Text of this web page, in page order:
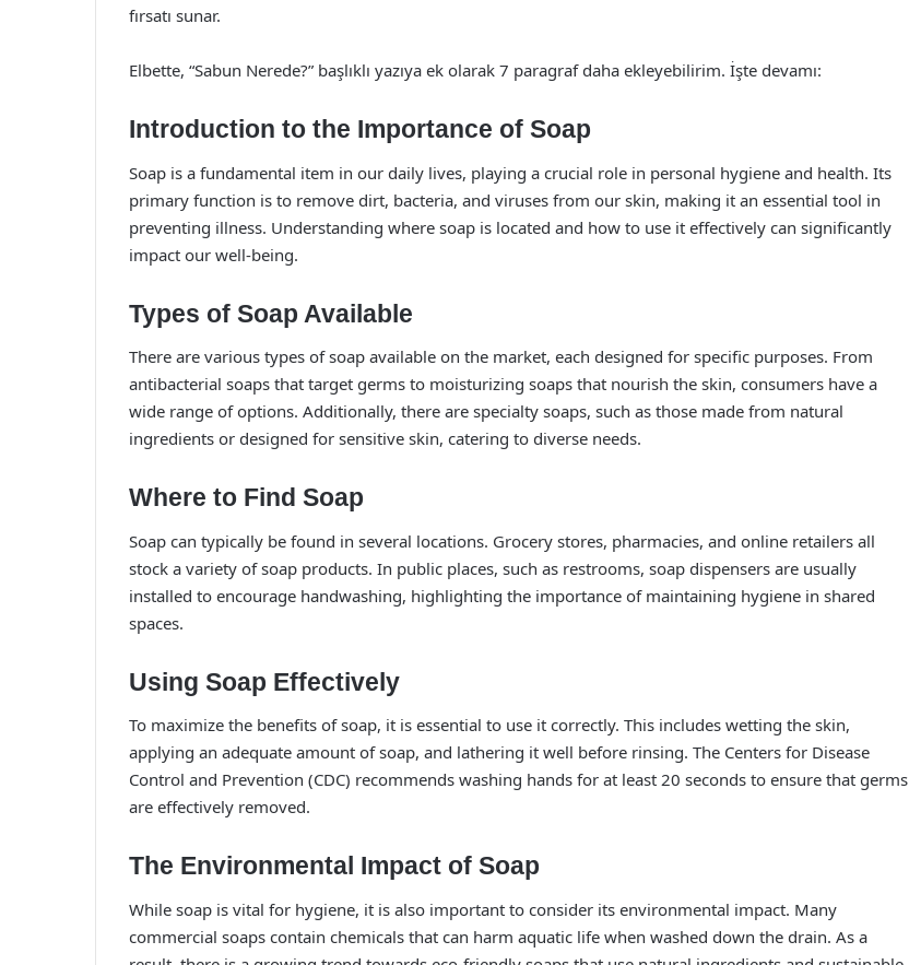
fırsatı sunar.
Elbette, “Sabun Nerede?” başlıklı yazıya ek olarak 7 paragraf daha ekleyebilirim. İşte devamı:
Introduction to the Importance of Soap
Soap is a fundamental item in our daily lives, playing a crucial role in personal hygiene and health. Its
primary function is to remove dirt, bacteria, and viruses from our skin, making it an essential tool in
preventing illness. Understanding where soap is located and how to use it effectively can significantly
impact our well-being.
Types of Soap Available
There are various types of soap available on the market, each designed for specific purposes. From
antibacterial soaps that target germs to moisturizing soaps that nourish the skin, consumers have a
wide range of options. Additionally, there are specialty soaps, such as those made from natural
ingredients or designed for sensitive skin, catering to diverse needs.
Where to Find Soap
Soap can typically be found in several locations. Grocery stores, pharmacies, and online retailers all
stock a variety of soap products. In public places, such as restrooms, soap dispensers are usually
installed to encourage handwashing, highlighting the importance of maintaining hygiene in shared
spaces.
Using Soap Effectively
To maximize the benefits of soap, it is essential to use it correctly. This includes wetting the skin,
applying an adequate amount of soap, and lathering it well before rinsing. The Centers for Disease
Control and Prevention (CDC) recommends washing hands for at least 20 seconds to ensure that germs
are effectively removed.
The Environmental Impact of Soap
While soap is vital for hygiene, it is also important to consider its environmental impact. Many
commercial soaps contain chemicals that can harm aquatic life when washed down the drain. As a